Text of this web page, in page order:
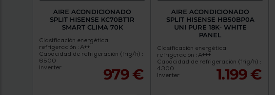
AIRE ACONDICIONADO
SPLIT HISENSE KC70BT1R
SMART CLIMA 70K
Clasificación energética
refrigeración : A++
Capacidad de refrigeración (frig/h) :
6500
Inverter
979 €
AIRE ACONDICIONADO
SPLIT HISENSE HB50BP0A
UNI PURE 18K- WHITE
PANEL
Clasificación energética
refrigeración : A+++
Capacidad de refrigeración (frig/h) :
4300
Inverter
1.199 €